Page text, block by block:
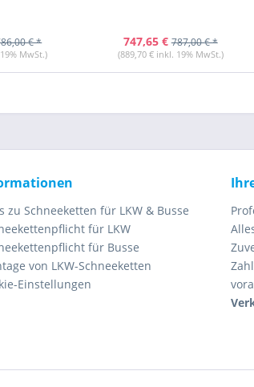
€ *
MwSt.)
747,65 € 787,00 € *
(889,70 € inkl. 19% MwSt.)
zu Schneeketten für LKW & Busse
für LKW
für Busse
von LKW-Schneeketten
Einstellungen